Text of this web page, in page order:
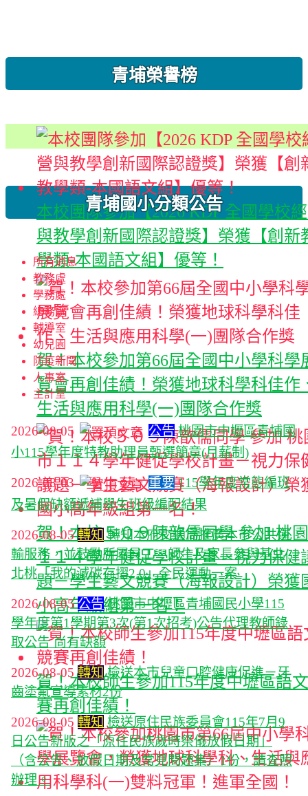
:::
青埔榮譽榜
本校團隊參加【2026 KDP 全國學校
與教學創新國際認證獎】榮獲【創新
學類-本國語文組】優等！
賀！本校參加第66屆全國中小學科學
覽會再創佳績！榮獲地球科學科佳作
生活與應用科學(一)團隊合作獎
賀！本校５０９陳歆儒同學 參加 桃
１１４學年健促學校計畫－視力保健
題－學生藝文競賽（海報設計）榮獲
小高年級組第一名！
賀！本校師生參加115年度中壢區語
賽再創佳績！
青埔國小分類公告
所有消息
教務處
學務處
總務處
輔導室
幼兒園
防疫新聞
人事室
主計室
2026-08-05 公告 桃園市中壢區青埔國
小115學年度特教助理員甄選簡章(月薪制)
2026-08-03 重要 115學年度常態編班
及暑假缺額遞補學生班級編配結果
2026-08-05轉知 轉知本府交通局推廣本市公共運
輸服務，並鼓勵所屬員工、師生及家長參與基北
北桃「我的減碳存摺2.0」全民運動一案
2026-08-05公告 桃園市中壢區青埔國民小學115
學年度第1學期第3次(第1次招考)公告代理教師錄
取公告 尚有缺額
2026-08-05轉知 檢送本市兒童口腔健康促進－牙
齒塗氟宣導素材2份
2026-08-05 轉知 檢送原住民族委員會115年7月9
日公告新版之「原住民族歲時祭儀放假日期」
（含公告、放假日期及常見問題集）1份，請查照
辦理。